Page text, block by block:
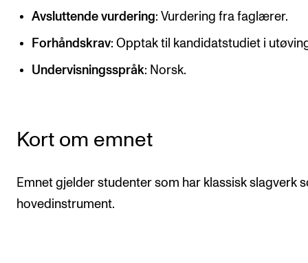
CERM
CREMAH
Utveksling
Internasjonal strategi
Avsluttende vurdering: Vurdering fra faglærer.
Forhåndskrav: Opptak til kandidatstudiet i
Undervisningsspråk: Norsk.
Kort om emnet
Emnet gjelder studenter som har klassisk slagverk
hovedinstrument.